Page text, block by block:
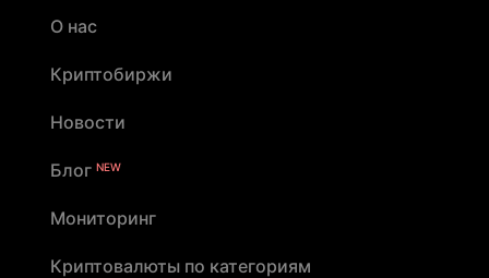
О нас
Криптобиржи
Новости
Блог NEW
Мониторинг
Криптовалюты по категориям